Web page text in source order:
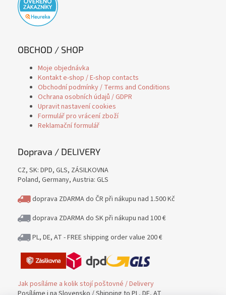
OBCHOD / SHOP
Moje objednávka
Kontakt e-shop / E-shop contacts
Obchodní podmínky / Terms and Conditions
Ochrana osobních údajů / GDPR
Upravit nastavení cookies
Formulář pro vrácení zboží
Reklamační formulář
Doprava / DELIVERY
CZ, SK: DPD, GLS, ZÁSILKOVNA
Poland, Germany, Austria: GLS
doprava ZDARMA do ČR při nákupu nad 1.500 Kč
doprava ZDARMA do SK při nákupu nad 100 €
PL, DE, AT - FREE shipping order value 200 €
Jak posíláme a kolik stojí poštovné / Delivery